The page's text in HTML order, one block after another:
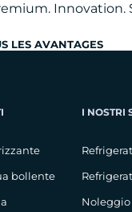
Innovation.
LES AVANTAGES
bollente
I NOSTRI
Noleggio